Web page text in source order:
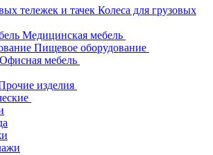
Колеса для грузовых
Медицинская мебель
Пищевое оборудование
Офисная мебель
изделия